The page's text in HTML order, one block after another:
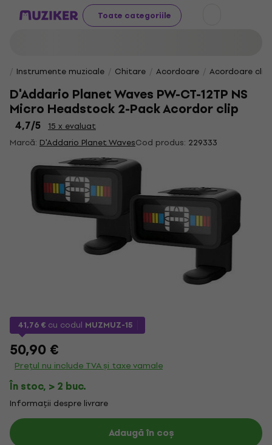
Toate categoriile
Instrumente muzicale Chitare Acordoare Acordoare clip
D'Addario Planet Waves PW-CT-12TP NS
Micro Headstock 2-Pack Acordor clip
4,7/5
15 x evaluat
Marcă: D'Addario Planet WavesCod produs: 229333
41,76 € cu codul MUZMUZ-15
50,90 €
Prețul nu include TVA și taxe vamale
În stoc, > 2 buc.
Informații despre livrare
Adaugă în coș